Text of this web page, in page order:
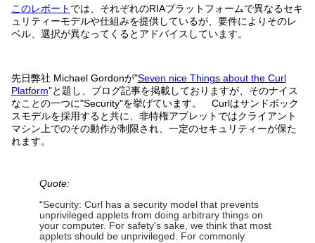
このレポート では、それぞれのRIAプラットフォームで異なるセキ
ュリティーモデルや仕組みを提供しているが、要件によりそのレ
ベル、選択が異なってくるとアドバイスしています。
先日弊社 Michael Gordonが"Seven nice Things about the Curl
Platform"と題し、ブログ記事を掲載しておりますが、そのナイス
なことの一つに"Security"を挙げています。 Curlはサンドボック
スモデルを採用すると共に、非特権アプレットではクライアント
マシン上でのその動作が制限され、一定のセキュリティーが保た
れます。
Quote:
“Security: Curl has a security model that prevents
unprivileged applets from doing arbitrary things on
your computer. For safety's sake, we think that most
applets should be unprivileged. For commonly